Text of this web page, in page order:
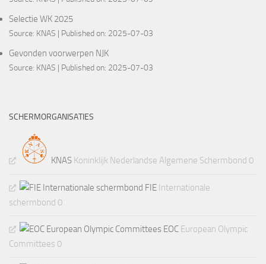
Selectie WK 2025
Source: KNAS Published on: 2025-07-03
Gevonden voorwerpen NJK
Source: KNAS Published on: 2025-07-03
SCHERMORGANISATIES
KNAS Koninklijk Nederlandse Algemene Schermbond 0
FIE Internationale
schermbond 0
EOC European Olympic
Committees 0